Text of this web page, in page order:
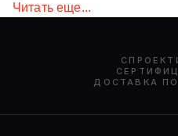
Читать еще...
ДОСТАВКА